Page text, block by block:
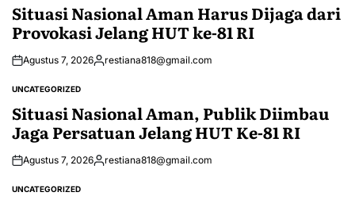
IN
Situasi Nasional Aman Harus Dijaga dari
Provokasi Jelang HUT ke-81 RI
Agustus 7, 2026Posted
restiana818@gmail.com
POSTED
IN
UNCATEGORIZED
Situasi Nasional Aman, Publik Diimbau
Jaga Persatuan Jelang HUT Ke-81 RI
Agustus 7, 2026Posted
restiana818@gmail.com
POSTED
UNCATEGORIZED